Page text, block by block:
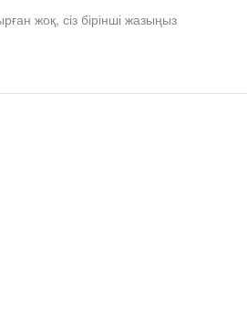
жоқ, сіз бірінші жазыңыз